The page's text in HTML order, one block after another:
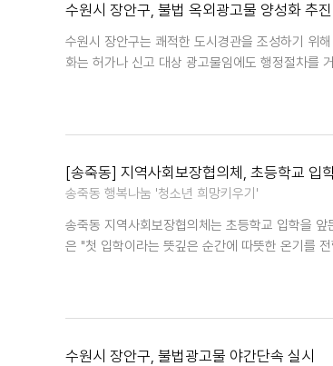
수원시 장안구, 불법 옥외광고물 양성화 추진
수원시 장안구는 쾌적한 도시경관을 조성하기 위
화는 허가나 신고 대상 광고물임에도 행정절차를
[송죽동] 지역사회보장협의체, 초등학교 입
송죽동 행복나눔 '청소년 희망키우기'
송죽동 지역사회보장협의체는 초등학교 입학을
은 "첫 입학이라는 뜻깊은 순간에 따뜻한 온기를
수원시 장안구, 불법광고물 야간단속 실시